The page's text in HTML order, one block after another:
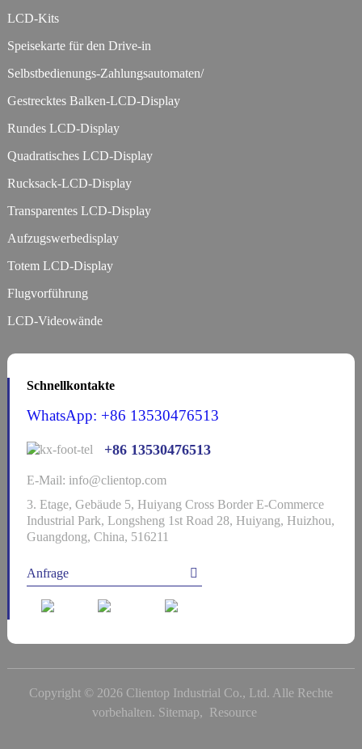
LCD-Kits
Speisekarte für den Drive-in
Selbstbedienungs-Zahlungsautomaten/
Gestrecktes Balken-LCD-Display
Rundes LCD-Display
Quadratisches LCD-Display
Rucksack-LCD-Display
Transparentes LCD-Display
Aufzugswerbedisplay
Totem LCD-Display
Flugvorführung
LCD-Videowände
Schnellkontakte
WhatsApp: +86 13530476513
+86 13530476513
E-Mail: info@clientop.com
3. Etage, Gebäude 5, Huiyang Cross Border E-Commerce
Industrial Park, Longsheng 1st Road 28, Huiyang, Huizhou,
Guangdong, China, 516211
Anfrage
Copyright © 2026 Clientop Industrial Co., Ltd. Alle Rechte
vorbehalten. Sitemap, Resource